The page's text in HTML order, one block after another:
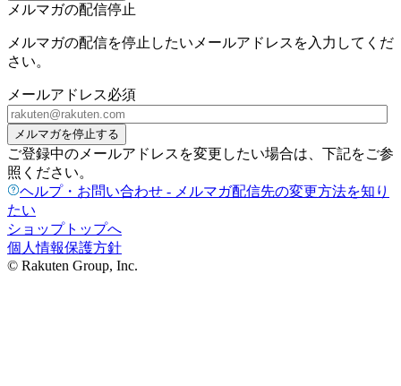
メルマガの配信停止
メルマガの配信を停止したいメールアドレスを入力してくだ
さい。
メールアドレス必須
メルマガを停止する
ご登録中のメールアドレスを変更したい場合は、下記をご参
照ください。
ヘルプ・お問い合わせ - メルマガ配信先の変更方法を知り
たい
ショップトップへ
個人情報保護方針
© Rakuten Group, Inc.